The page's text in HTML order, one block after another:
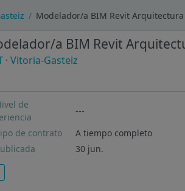
Modelador/a BIM Revit Arquitectura
a BIM Revit
· Vitoria-Gasteiz
de
---
de contrato
A tiempo completo
30 jun.